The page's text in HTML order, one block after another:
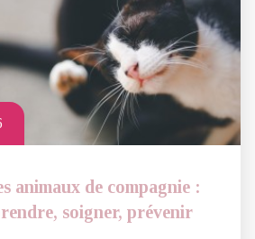
animaux de compagnie :
soigner, prévenir